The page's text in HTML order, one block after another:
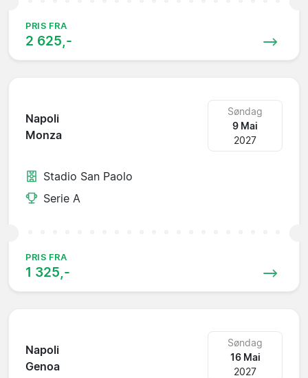
PRIS FRA
2 625,-
Napoli
Monza
Søndag
9 Mai
2027
Stadio San Paolo
Serie A
PRIS FRA
1 325,-
Napoli
Genoa
Søndag
16 Mai
2027